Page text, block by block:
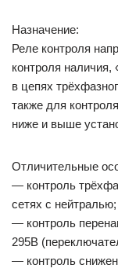
Назначение:
Реле контроля
контроля наличия,
в цепях
также для
ниже и выше
Отличительные
— контроль
сетях с нейтралью;
— контроль
295В
— контроль